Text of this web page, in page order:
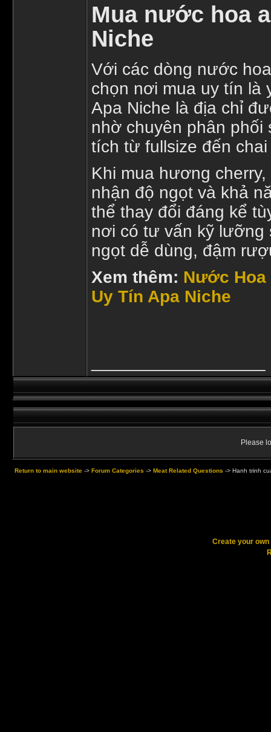
Mua nước hoa
Niche
Với các dòng nước
chọn nơi mua uy tín là
Apa Niche là địa chỉ
nhờ chuyên phân phối
tích từ fullsize đến
Khi mua hương
nhận độ ngọt và khả
thể thay đổi đáng kể
nơi có tư vấn kỹ lưỡng
ngọt dễ dùng, đậm
Xem thêm: Nước Hoa
Uy Tín Apa Niche
Please
Return to main website -> Forum Categories -> Meat Related Questions -> Hanh trinh
Create your own